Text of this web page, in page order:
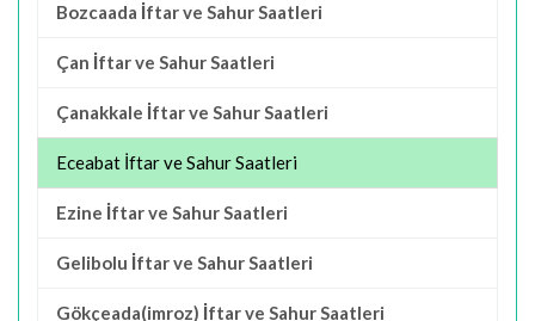
Bozcaada İftar ve Sahur Saatleri
Çan İftar ve Sahur Saatleri
Çanakkale İftar ve Sahur Saatleri
Eceabat İftar ve Sahur Saatleri
Ezine İftar ve Sahur Saatleri
Gelibolu İftar ve Sahur Saatleri
Gökçeada(imroz) İftar ve Sahur Saatleri